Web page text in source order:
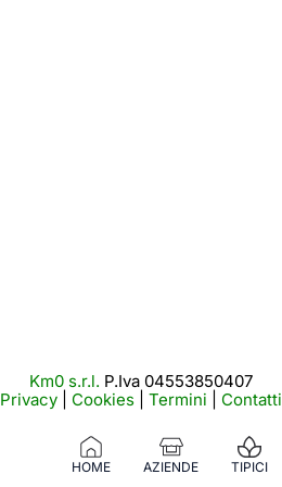
HOME AZIENDE TIPICI
Km0 s.r.l. P.Iva 04553850407
Privacy
Cookies Termini Contatti